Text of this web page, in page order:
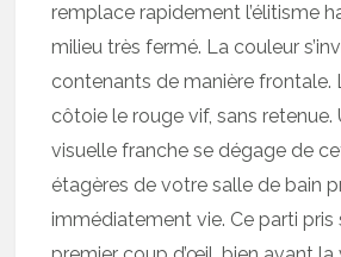
remplace rapidement l’élitisme
milieu très fermé. La couleur
contenants de manière frontale.
côtoie le rouge vif, sans retenue.
visuelle franche se dégage de
étagères de votre salle de bain
immédiatement vie. Ce parti pris